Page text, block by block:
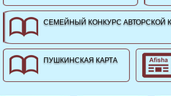
СЕМЕЙНЫЙ КОНКУРС АВТОРСКОЙ
ПУШКИНСКАЯ КАРТА